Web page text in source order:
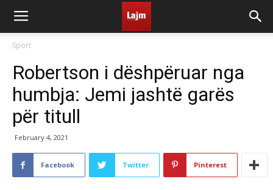
Sport
Robertson i dëshpëruar nga
humbja: Jemi jashtë garës
për titull
February 4, 2021
Facebook Twitter Pinterest